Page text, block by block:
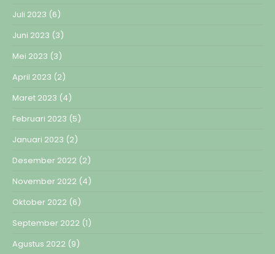
Juli 2023 (6)
Juni 2023 (3)
Mei 2023 (3)
April 2023 (2)
Maret 2023 (4)
Februari 2023 (5)
Januari 2023 (2)
Desember 2022 (2)
November 2022 (4)
Oktober 2022 (6)
September 2022 (1)
Agustus 2022 (9)